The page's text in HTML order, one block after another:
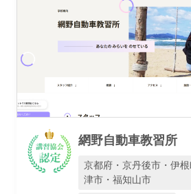
網野自動車教習所
京都府・京丹後市・伊
津市・福知山市